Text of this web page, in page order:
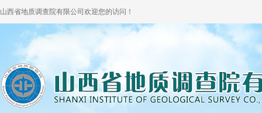
山西省地质调查院有限公司欢迎您的访问！